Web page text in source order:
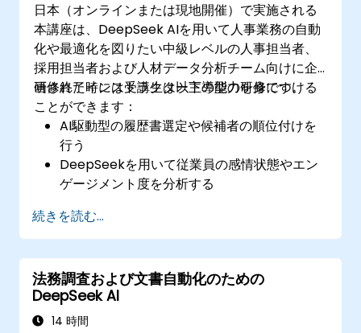
日本（オンラインまたは現地開催）で実施される
本講座は、DeepSeek AIを用いて人事業務の自動
化や最適化を図りたい中級レベルの人事担当者、
採用担当者および人材データ分析チーム向けに企
画されたインストラクター主導型の研修です。
研修終了時には受講生は以下の能力を身につける
ことができます：
AI駆動型の履歴書選定や候補者の順位付けを
行う
DeepSeekを用いて従業員の感情状態やエン
ゲージメント度を分析する
する
自動化と効率性向上のためにDeepSeek AIを
人事ワークフローに組み込む
続きを読む...
法務調査および文書自動化のための
DeepSeek AI
14 時間